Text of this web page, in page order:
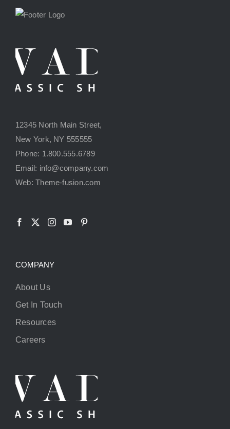
12345 North Main Street,
New York, NY 555555
Phone: 1.800.555.6789
Email: info@company.com
Web: Theme-fusion.com
COMPANY
About Us
Get In Touch
Resources
Careers